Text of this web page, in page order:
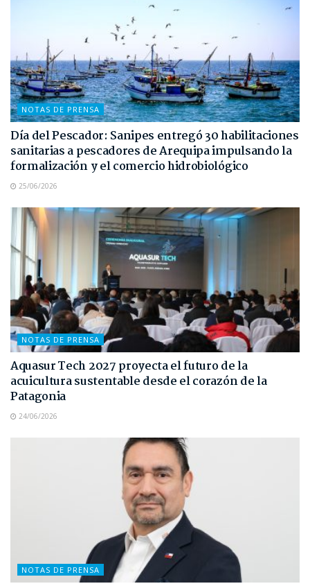
NOTAS DE PRENSA
Día del Pescador: Sanipes entregó 30 habilitaciones
sanitarias a pescadores de Arequipa impulsando la
formalización y el comercio hidrobiológico
25/06/2026
NOTAS DE PRENSA
Aquasur Tech 2027 proyecta el futuro de la
acuicultura sustentable desde el corazón de la
Patagonia
24/06/2026
NOTAS DE PRENSA